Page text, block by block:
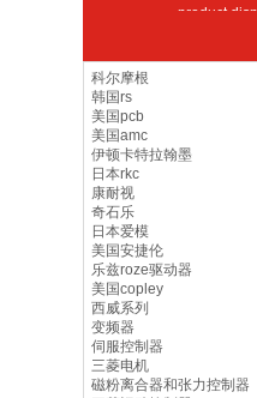
product
科尔摩根
韩国rs
美国pcb
美国amc
伊顿卡特拉翰墨
日本rkc
康耐视
奇石乐
日本爱模
美国安捷伦
乐兹roze驱动器
美国copley
西威系列
变频器
伺服控制器
三菱电机
磁粉离合器和张力控制器